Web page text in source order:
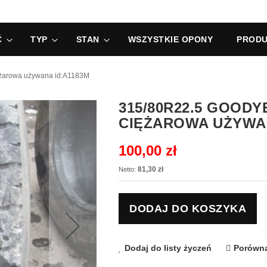
TYP STAN WSZYSTKIE OPONY
używana id:A1183M
315/80R22.5
CIĘŻAROWA
100,00 zł
81,30 zł
DODAJ DO KOSZYKA
Dodaj do listy życzeń